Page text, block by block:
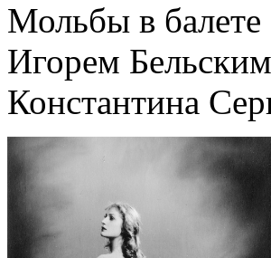
Мольбы в
Игорем
Константина